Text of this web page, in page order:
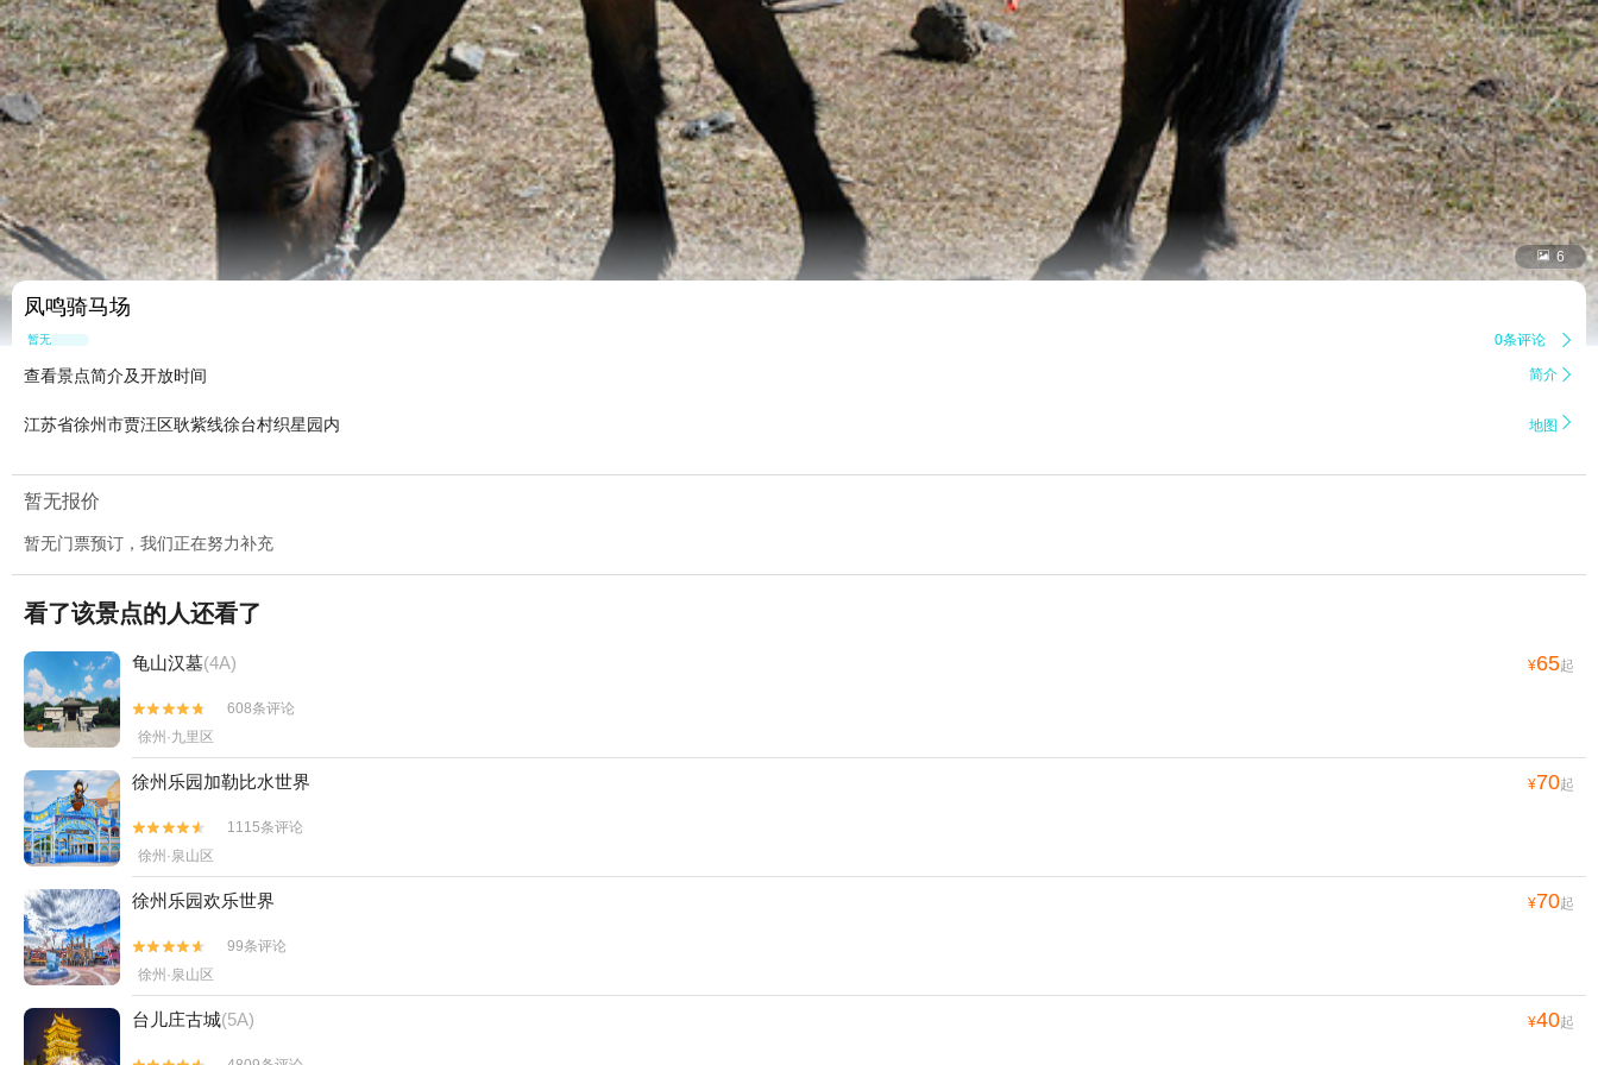
 6
凤鸣骑马场
暂无点评 0条评论 
查看景点简介及开放时间 简介 
江苏省徐州市贾汪区耿紫线徐台村织星园内 地图 
暂无报价
暂无门票预订，我们正在努力补充
看了该景点的人还看了
龟山汉墓(4A) ¥65起


608条评论
徐州·九里区
徐州乐园加勒比水世界 ¥70起


1115条评论
徐州·泉山区
徐州乐园欢乐世界 ¥70起


99条评论
徐州·泉山区
台儿庄古城(5A) ¥40起